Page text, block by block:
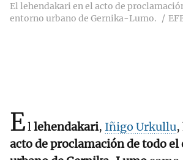
El lehendakari en el acto de
entorno urbano de Gernika-Lumo.
Ellehendakari, Iñigo Urkullu
acto de proclamación de todo